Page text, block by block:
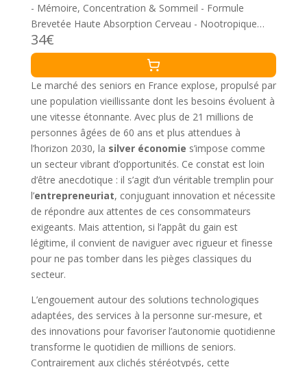
- Mémoire, Concentration & Sommeil - Formule
Brevetée Haute Absorption Cerveau - Nootropique
Puissant - 120 Gélules Végétales - Fabriqué en France
34€
Le marché des seniors en France explose, propulsé par
une population vieillissante dont les besoins évoluent à
une vitesse étonnante. Avec plus de 21 millions de
personnes âgées de 60 ans et plus attendues à
l’horizon 2030, la silver économie s’impose comme
un secteur vibrant d’opportunités. Ce constat est loin
d’être anecdotique : il s’agit d’un véritable tremplin pour
l’entrepreneuriat, conjuguant innovation et nécessite
de répondre aux attentes de ces consommateurs
exigeants. Mais attention, si l’appât du gain est
légitime, il convient de naviguer avec rigueur et finesse
pour ne pas tomber dans les pièges classiques du
secteur.
L’engouement autour des solutions technologiques
adaptées, des services à la personne sur-mesure, et
des innovations pour favoriser l’autonomie quotidienne
transforme le quotidien de millions de seniors.
Contrairement aux clichés stéréotypés, cette